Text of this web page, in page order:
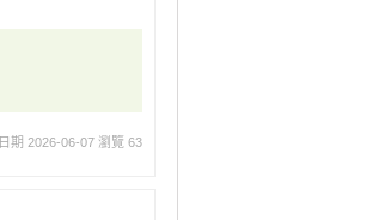
日期 2026-06-07 瀏覽 63